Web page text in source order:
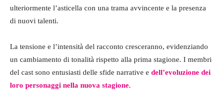
ulteriormente l’asticella con una trama avvincente e la presenza
di nuovi talenti.
La tensione e l’intensità del racconto cresceranno, evidenziando
un cambiamento di tonalità rispetto alla prima stagione. I membri
del cast sono entusiasti delle sfide narrative e dell’evoluzione dei
loro personaggi nella nuova stagione.